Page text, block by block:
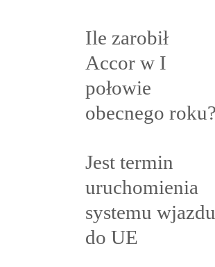
Ile zarobił
Accor w I
połowie
obecnego
Jest termin
uruchomienia
systemu wjazdu
do UE